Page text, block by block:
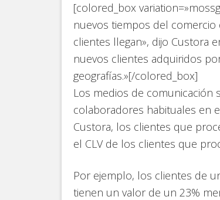
[colored_box
nuevos tiempos del
clientes llegan», dijo Custora
nuevos clientes adquiridos
geografías.»[/colored_box]
Los medios de comunicación
colaboradores habituales en
Custora, los clientes que
el CLV de los clientes que
Por ejemplo, los clientes de
tienen un valor de un 23%